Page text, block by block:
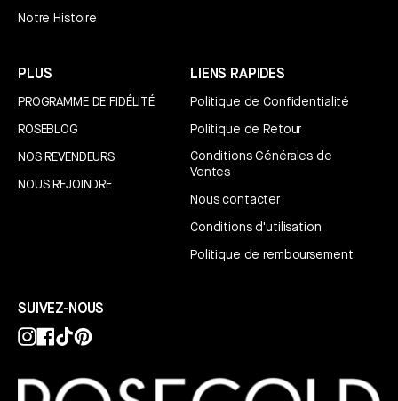
Notre Histoire
PLUS
PROGRAMME DE FIDÉLITÉ
ROSEBLOG
NOS REVENDEURS
NOUS REJOINDRE
LIENS RAPIDES
Politique de Confidentialité
Politique de Retour
Conditions Générales de
Ventes
Nous contacter
Conditions d'utilisation
Politique de remboursement
SUIVEZ-NOUS
Instagram
Facebook
TikTokPinterest